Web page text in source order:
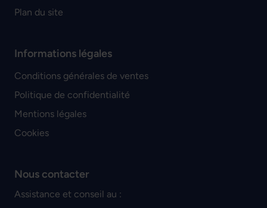
Plan du site
Informations légales
Conditions générales de ventes
Politique de confidentialité
Mentions légales
Cookies
Nous contacter
Assistance et conseil au :